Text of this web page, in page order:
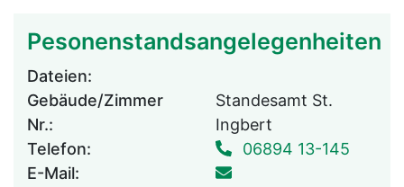
Pesonenstandsangelegenheiten
Dateien:
Gebäude/Zimmer
Nr.:
Standesamt St.
Ingbert
Telefon:
06894 13-145
E-Mail: